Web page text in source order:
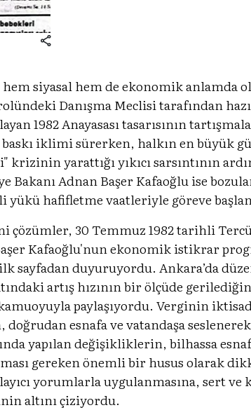
siyasal hem de ekonomik anlamda
Danışma Meclisi tarafından
1982 Anayasası tasarısının
iklimi sürerken, halkın en büyük
yarattığı yıkıcı sarsıntının
Adnan Başer Kafaoğlu ise
hafifletme vaatleriyle göreve
çözümler, 30 Temmuz 1982 tarihli
Kafaoğlu'nun ekonomik istikrar
sayfadan duyuruyordu. Ankara’da
artış hızının bir ölçüde
paylaşıyordu. Verginin
esnafa ve vatandaşa seslenerek
yapılan değişikliklerin, bilhassa
gereken önemli bir husus olarak
yorumlarla uygulanmasına, sert ve
altını çiziyordu.